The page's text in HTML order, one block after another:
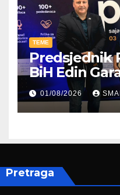
TEME
Predsjednik
BiH Edin
Federalnog
zapošljavanja
01/08/2026
Pretraga